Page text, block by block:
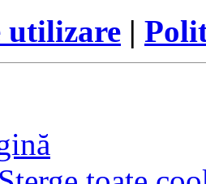
utilizare |